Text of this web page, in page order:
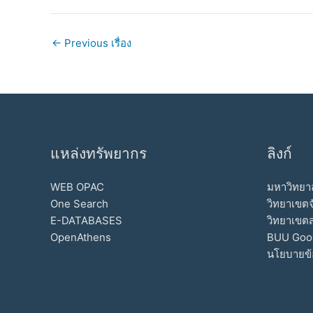
← Previous เรื่อง
แหล่งทรัพยากร
WEB OPAC
One Search
E-DATABASES
OpenAthens
ลิงก์
มหาวิทย
วิทยาเข
วิทยาเขต
BUU
นโยบาย